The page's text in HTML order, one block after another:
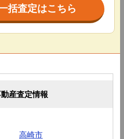
括査定はこちら
産査定情報
高崎市